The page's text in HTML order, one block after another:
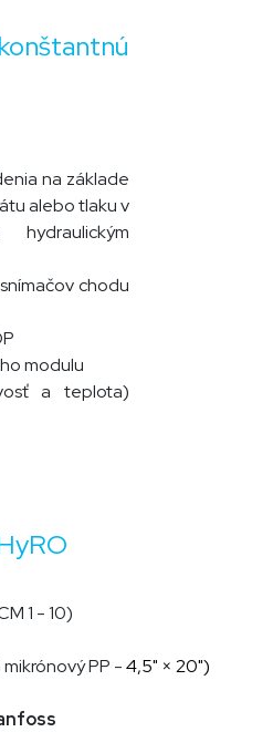
na základe
alebo tlaku v
chodu
modulu
a teplota)
1 - 10)
PP -4,5" × 20")